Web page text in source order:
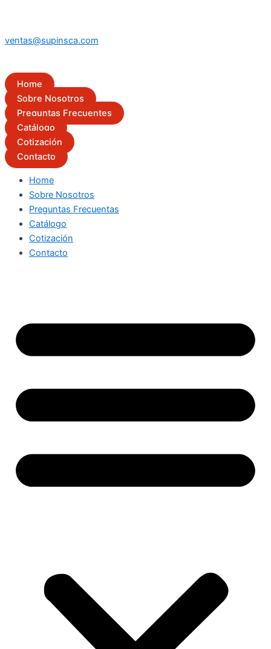
ventas@supinsca.com
Home
Sobre Nosotros
Preguntas Frecuentes
Catálogo
Cotización
Contacto
Home
Sobre Nosotros
Preguntas Frecuentas
Catálogo
Cotización
Contacto